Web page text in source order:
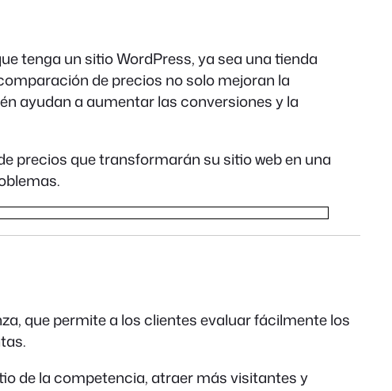
tenga un sitio WordPress, ya sea una tienda
de precios no solo mejoran la
ayudan a aumentar las conversiones y la
precios que transformarán su sitio web en una
que permite a los clientes evaluar fácilmente los
de la competencia, atraer más visitantes y